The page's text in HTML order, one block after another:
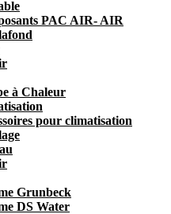
PAC AIR- AIR
à Chaleur
pour climatisation
Grunbeck
DS Water